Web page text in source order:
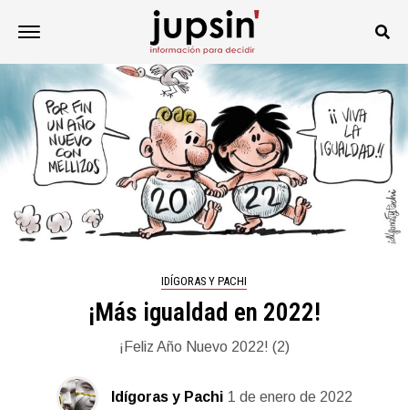
IDÍGORAS Y PACHI
¡Más igualdad en 2022!
¡Feliz Año Nuevo 2022! (2)
Idígoras y Pachi 1 de enero de 2022